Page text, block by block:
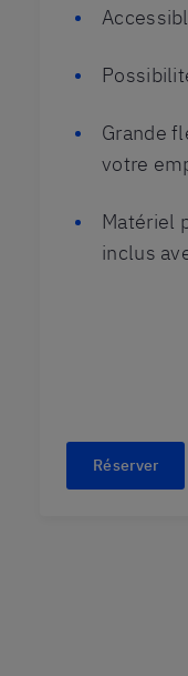
Grande
votre
Matériel
inclus
Réserver